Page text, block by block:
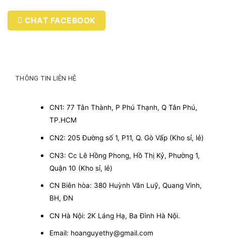
CHAT FACEBOOK
THÔNG TIN LIÊN HỆ
CN1: 77 Tân Thành, P Phú Thạnh, Q Tân Phú,
TP.HCM
CN2: 205 Đường số 1, P11, Q. Gò Vấp (Kho sỉ, lẻ)
CN3: Cc Lê Hồng Phong, Hồ Thị Kỷ, Phường 1,
Quận 10 (Kho sỉ, lẻ)
CN Biên hòa: 380 Huỳnh Văn Luỹ, Quang Vinh,
BH, ĐN
CN Hà Nội: 2K Láng Hạ, Ba Đình Hà Nội.
Email: hoanguyethy@gmail.com